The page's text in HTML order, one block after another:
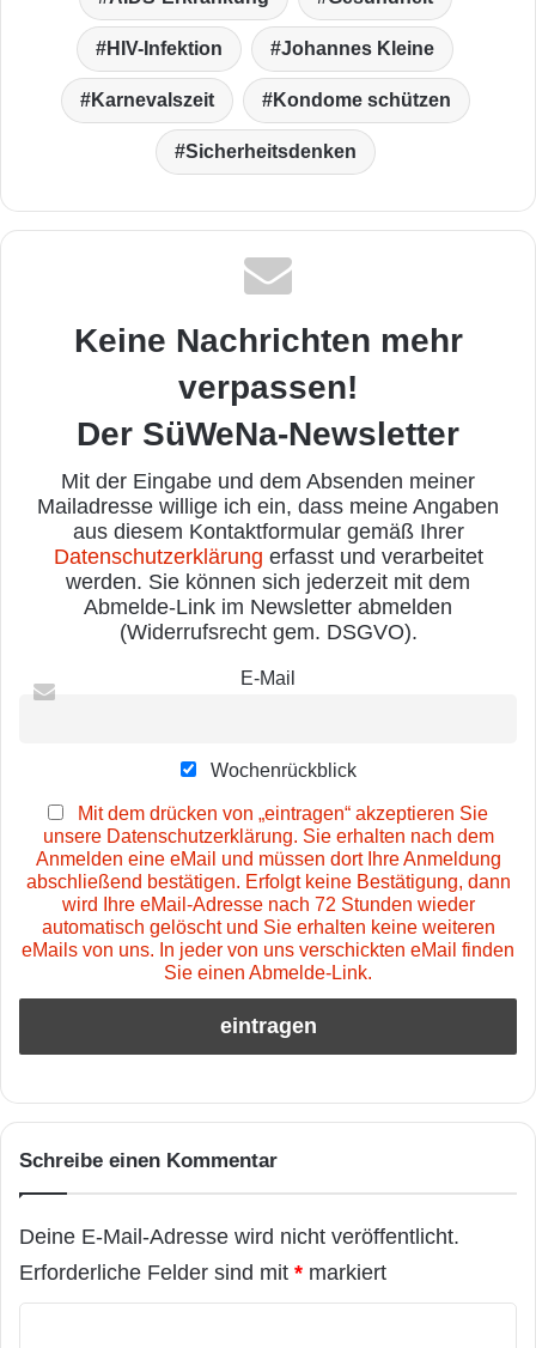
HIV-Infektion Johannes Kleine
Karnevalszeit Kondome schützen
Sicherheitsdenken
Keine Nachrichten mehr
verpassen!
Der SüWeNa-Newsletter
Mit der Eingabe und dem Absenden meiner
Mailadresse willige ich ein, dass meine Angaben
aus diesem Kontaktformular gemäß Ihrer
Datenschutzerklärung erfasst und verarbeitet
werden. Sie können sich jederzeit mit dem
Abmelde-Link im Newsletter abmelden
(Widerrufsrecht gem. DSGVO).
E-Mail
Wochenrückblick
Mit dem drücken von „eintragen“ akzeptieren Sie
unsere Datenschutzerklärung. Sie erhalten nach dem
Anmelden eine eMail und müssen dort Ihre Anmeldung
abschließend bestätigen. Erfolgt keine Bestätigung, dann
wird Ihre eMail-Adresse nach 72 Stunden wieder
automatisch gelöscht und Sie erhalten keine weiteren
eMails von uns. In jeder von uns verschickten eMail finden
Sie einen Abmelde-Link.
Schreibe einen Kommentar
Deine E-Mail-Adresse wird nicht veröffentlicht.
Erforderliche Felder sind mit * markiert